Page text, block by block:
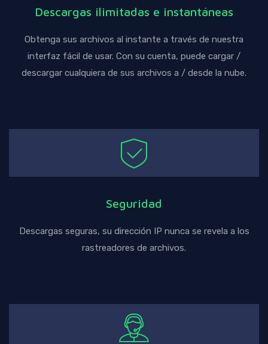
Descargas ilimitadas e instantáneas
Obtenga sus archivos al instante a través de nuestra
interfaz fácil de usar. Con su cuenta, puede cargar /
descargar cualquiera de sus archivos a / desde la nube.
Seguridad
Descargas seguras, su dirección IP nunca se revela a los
rastreadores de archivos.